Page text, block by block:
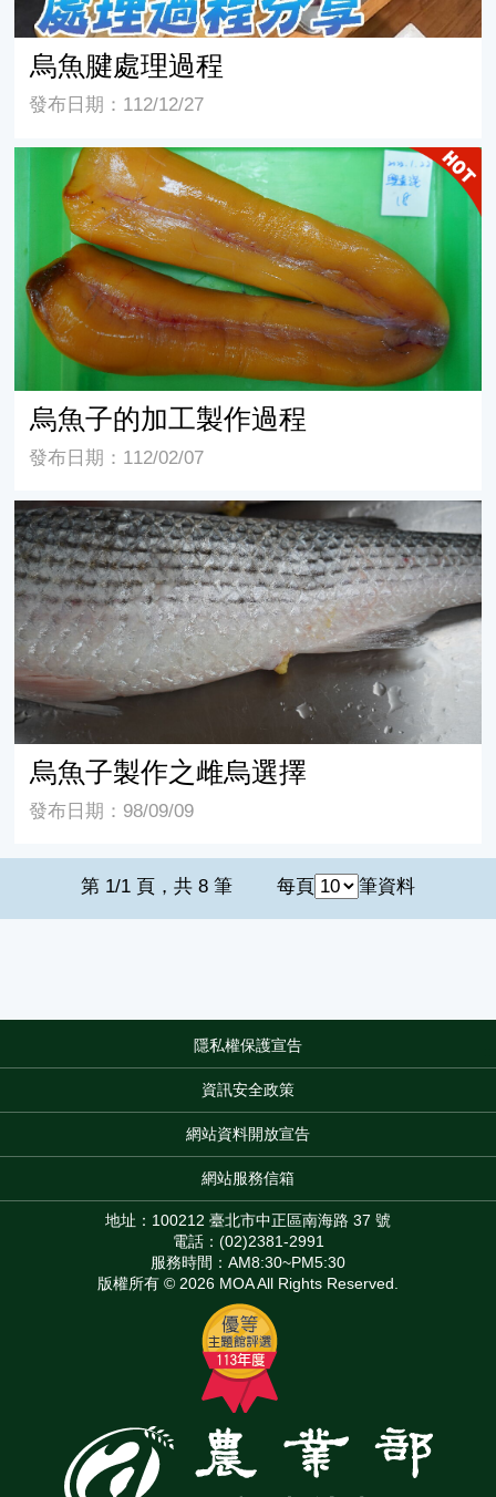
烏魚腱處理過程
發布日期：112/12/27
烏魚子的加工製作過程
烏魚子的加工製作過程
發布日期：112/02/07
烏魚子製作之雌烏選擇
烏魚子製作之雌烏選擇
發布日期：98/09/09
第 1/1 頁，共 8 筆 每頁 筆資料
隱私權保護宣告
資訊安全政策
網站資料開放宣告
網站服務信箱
地址：100212 臺北市中正區南海路 37 號
電話：(02)2381-2991
服務時間：AM8:30~PM5:30
版權所有 © 2026 MOA All Rights Reserved.